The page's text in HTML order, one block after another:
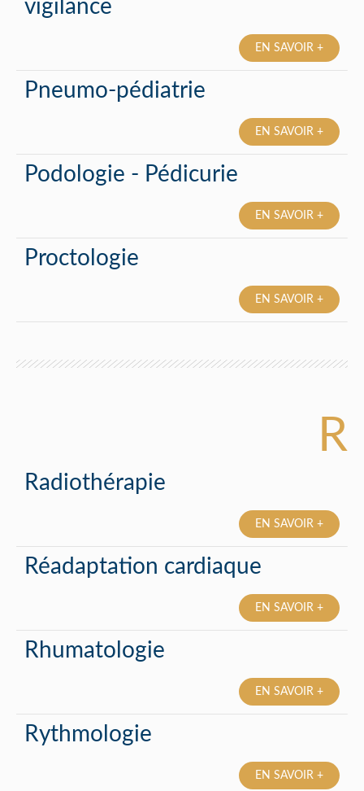
vigilance
EN SAVOIR +
Pneumo-pédiatrie
EN SAVOIR +
Podologie - Pédicurie
EN SAVOIR +
Proctologie
EN SAVOIR +
R
Radiothérapie
EN SAVOIR +
Réadaptation cardiaque
EN SAVOIR +
Rhumatologie
EN SAVOIR +
Rythmologie
EN SAVOIR +